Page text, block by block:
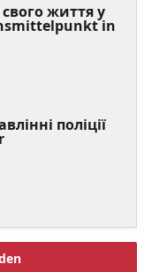
життя у
in
поліції